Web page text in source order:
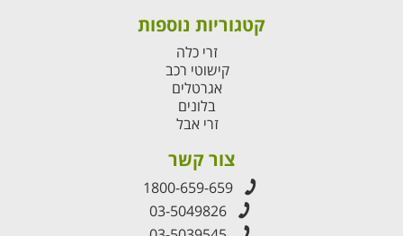
קטגוריות נוספות
זרי כלה
קישוטי רכב
אגרטלים
בלונים
זרי אבל
צור קשר
1800-659-659
03-5049826